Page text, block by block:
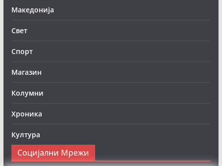
Македонија
Свет
Спорт
Магазин
Колумни
Хроника
Култура
Социјални Мрежи